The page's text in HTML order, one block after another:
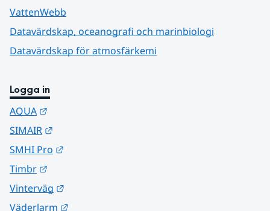
VattenWebb
Datavärdskap, oceanografi och marinbiologi
Datavärdskap för atmosfärkemi
Logga in
AQUA
SIMAIR
SMHI Pro
Timbr
Vinterväg
Väderlarm